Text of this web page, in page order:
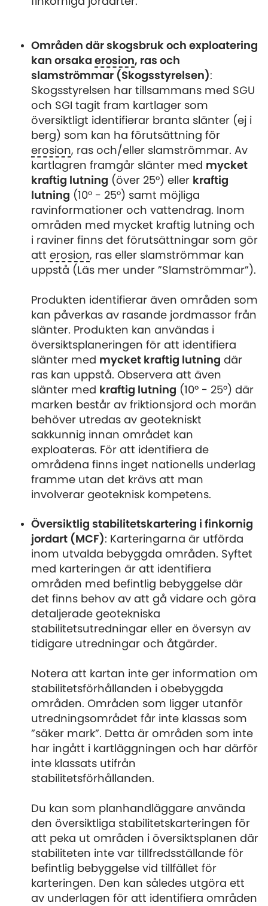
Områden där skogsbruk och exploatering
kan orsaka erosion, ras och
slamströmmar (Skogsstyrelsen):
Skogsstyrelsen har tillsammans med SGU
och SGI tagit fram kartlager som
översiktligt identifierar branta slänter (ej i
berg) som kan ha förutsättning för
erosion, ras och/eller slamströmmar. Av
kartlagren framgår slänter med mycket
kraftig lutning (över 25°) eller kraftig
lutning (10° - 25°) samt möjliga
ravinformationer och vattendrag. Inom
områden med mycket kraftig lutning och
i raviner finns det förutsättningar som gör
att erosion, ras eller slamströmmar kan
uppstå (Läs mer under ”Slamströmmar”).
Produkten identifierar även områden som
kan påverkas av rasande jordmassor från
slänter. Produkten kan användas i
översiktsplaneringen för att identifiera
slänter med mycket kraftig lutning där
ras kan uppstå. Observera att även
slänter med kraftig lutning (10° - 25°) där
marken består av friktionsjord och morän
behöver utredas av geotekniskt
sakkunnig innan området kan
exploateras. För att identifiera de
områdena finns inget nationells underlag
framme utan det krävs att man
involverar geoteknisk kompetens.
Översiktlig stabilitetskartering i finkornig
jordart (MCF): Karteringarna är utförda
inom utvalda bebyggda områden. Syftet
med karteringen är att identifiera
områden med befintlig bebyggelse där
det finns behov av att gå vidare och göra
detaljerade geotekniska
stabilitetsutredningar eller en översyn av
tidigare utredningar och åtgärder.
Notera att kartan inte ger information om
stabilitetsförhållanden i obebyggda
områden. Områden som ligger utanför
utredningsområdet får inte klassas som
”säker mark”. Detta är områden som inte
har ingått i kartläggningen och har därför
inte klassats utifrån
stabilitetsförhållanden.
Du kan som planhandläggare använda
den översiktliga stabilitetskarteringen för
att peka ut områden i översiktsplanen där
stabiliteten inte var tillfredsställande för
befintlig bebyggelse vid tillfället för
karteringen. Den kan således utgöra ett
av underlagen för att identifiera områden